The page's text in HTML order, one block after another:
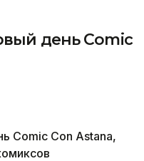
день Comic
Comic Con Astana,